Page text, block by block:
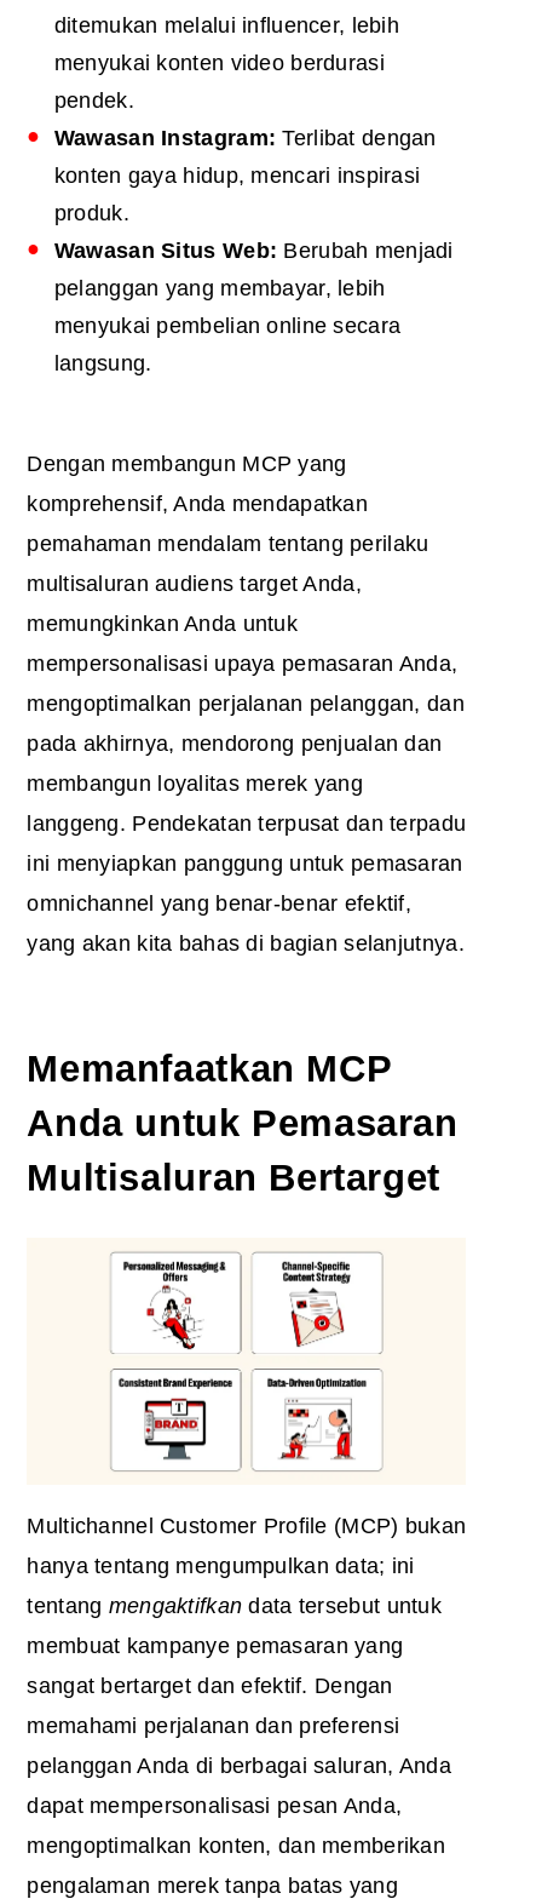
ditemukan melalui influencer, lebih
menyukai konten video berdurasi
pendek.
Wawasan Instagram: Terlibat dengan
konten gaya hidup, mencari inspirasi
produk.
Wawasan Situs Web: Berubah menjadi
pelanggan yang membayar, lebih
menyukai pembelian online secara
langsung.
Dengan membangun MCP yang
komprehensif, Anda mendapatkan
pemahaman mendalam tentang perilaku
multisaluran audiens target Anda,
memungkinkan Anda untuk
mempersonalisasi upaya pemasaran Anda,
mengoptimalkan perjalanan pelanggan, dan
pada akhirnya, mendorong penjualan dan
membangun loyalitas merek yang
langgeng. Pendekatan terpusat dan terpadu
ini menyiapkan panggung untuk pemasaran
omnichannel yang benar-benar efektif,
yang akan kita bahas di bagian selanjutnya.
Memanfaatkan MCP
Anda untuk Pemasaran
Multisaluran Bertarget
Multichannel Customer Profile (MCP) bukan
hanya tentang mengumpulkan data; ini
tentang mengaktifkan data tersebut untuk
membuat kampanye pemasaran yang
sangat bertarget dan efektif. Dengan
memahami perjalanan dan preferensi
pelanggan Anda di berbagai saluran, Anda
dapat mempersonalisasi pesan Anda,
mengoptimalkan konten, dan memberikan
pengalaman merek tanpa batas yang